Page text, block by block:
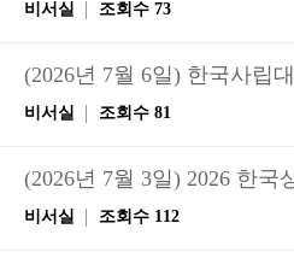
비서실 조회수 73
(2026년 7월 6일) 한국사립
비서실 조회수 81
(2026년 7월 3일) 2026 한국
비서실 조회수 112